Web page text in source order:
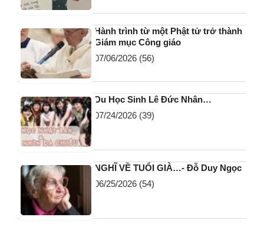
Hành trình từ một Phật tử trở thành
Giám mục Công giáo
07/06/2026 (56)
Du Học Sinh Lê Đức Nhân…
07/24/2026 (39)
NGHĨ VỀ TUỔI GIÀ…- Đỗ Duy Ngọc
06/25/2026 (54)